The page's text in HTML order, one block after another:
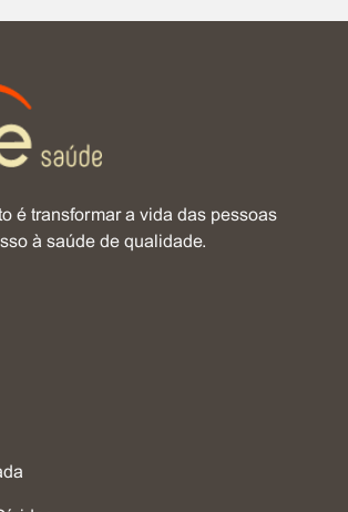
é transformar a vida das pessoas
à saúde de qualidade.